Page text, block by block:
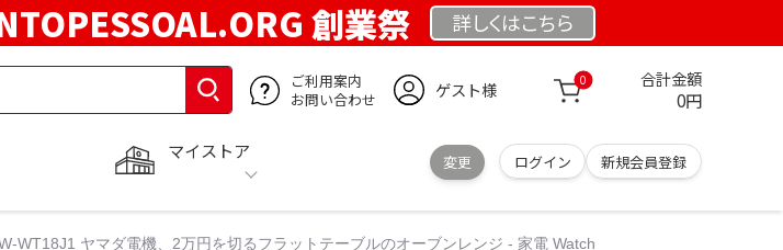
創業祭 詳しくはこちら
ご利用案内
お問い合わせ
ゲスト様 0 合計金額
0円
マイストア
変更 ログイン 新規会員登録
WT18J1 ヤマダ電機、2万円を切るフラットテーブルのオーブンレンジ - 家電 Watch